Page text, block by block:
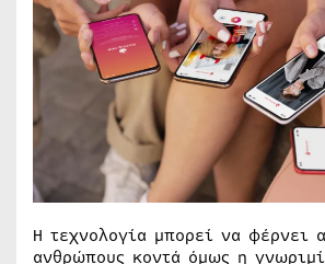
Η τεχνολογία μπορεί να φέρνει
ανθρώπους κοντά όμως η